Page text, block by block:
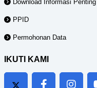
Download Informasi Penting
PPID
Permohonan Data
IKUTI KAMI